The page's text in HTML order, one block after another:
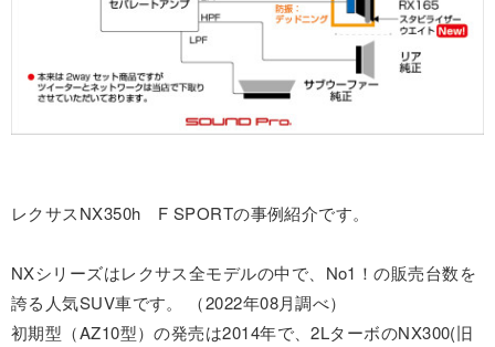
レクサスNX350h F SPORTの事例紹介です。
NXシリーズはレクサス全モデルの中で、No1！の販売台数を
誇る人気SUV車です。 （2022年08月調べ）
初期型（AZ10型）の発売は2014年で、2LターボのNX300(旧